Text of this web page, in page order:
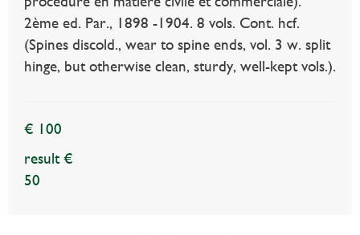
2ème ed. Par., 1898 -1904. 8 vols. Cont. hcf.
(Spines discold., wear to spine ends, vol. 3 w. split
hinge, but otherwise clean, sturdy, well-kept vols.).
€ 100
result €
50